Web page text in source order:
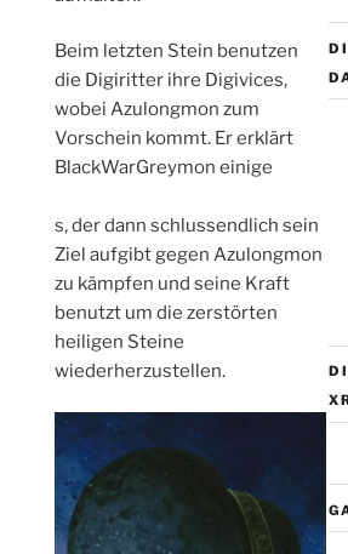
Beim letzten Stein benutzen
die Digiritter ihre Digivices,
wobei Azulongmon zum
Vorschein kommt. Er erklärt
BlackWarGreymon einige
osteopathe-nyon-cabinet-
monney
s, der dann schlussendlich sein
Ziel aufgibt gegen Azulongmon
zu kämpfen und seine Kraft
benutzt um die zerstörten
heiligen Steine
wiederherzustellen.